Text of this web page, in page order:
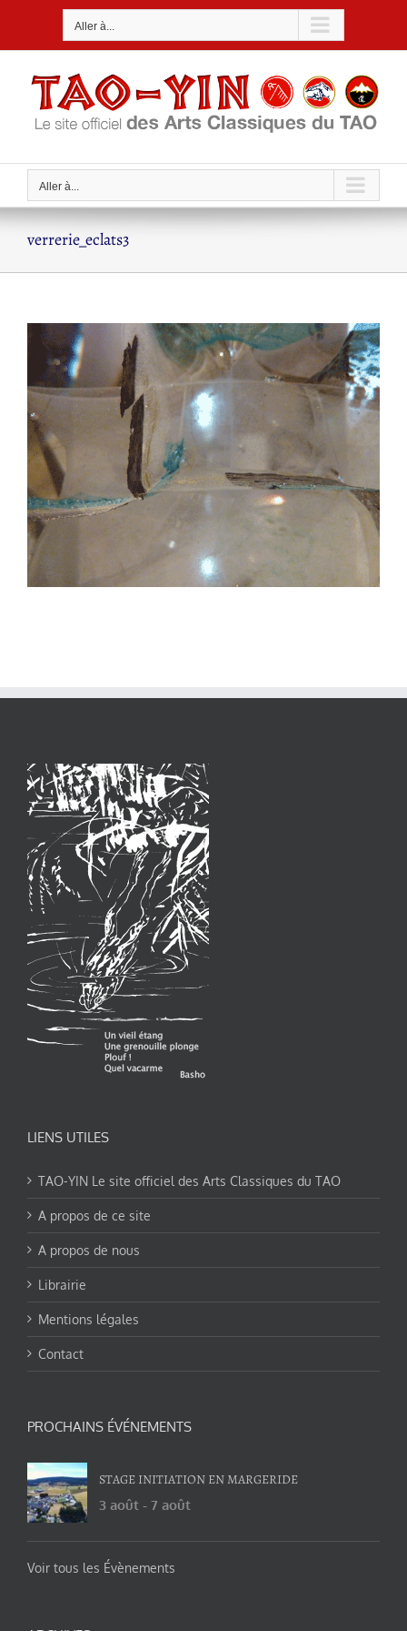
Aller à...
Aller à...
verrerie_eclats3
LIENS UTILES
TAO-YIN Le site officiel des Arts Classiques du TAO
A propos de ce site
A propos de nous
Librairie
Mentions légales
Contact
PROCHAINS ÉVÉNEMENTS
STAGE INITIATION EN MARGERIDE
3 août - 7 août
Voir tous les Évènements